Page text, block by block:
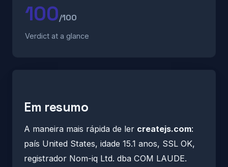
100/100
Verdict at a glance
Em resumo
A maneira mais rápida de ler createjs.com:
país United States, idade 15.1 anos, SSL OK,
registrador Nom-iq Ltd. dba COM LAUDE.